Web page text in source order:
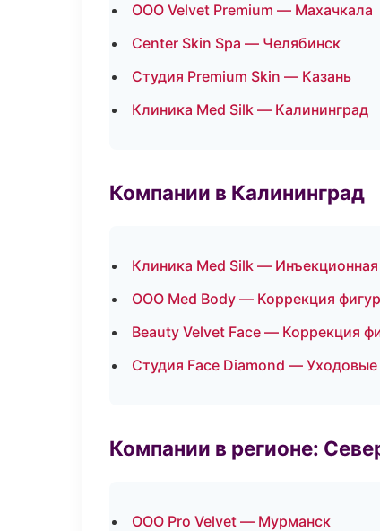
ООО Velvet Premium — Махачкала
Center Skin Spa — Челябинск
Студия Premium Skin — Казань
Клиника Med Silk — Калининград
Компании в Калининград
Клиника Med Silk —
ООО Med Body — Коррекция
Beauty Velvet Face — Коррекция
Студия Face Diamond —
Компании в регионе:
ООО Pro Velvet — Мурманск